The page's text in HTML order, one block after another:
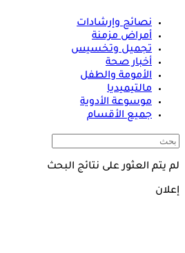
نصائح وإرشادات
أمراض مزمنة
تجميل وتخسيس
أخبار صحة
الأمومة والطفل
مالتيميديا
موسوعة الأدوية
جميع الأقسام
لم يتم العثور على نتائج البحث
إعلان